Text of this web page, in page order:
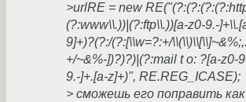
>urlRE = new
(?:www\\.))|(?:ftp\\.))[a-z0-9.-
9]+)?(?:/(?:[\\w=?:+/
+/~&%-])?)?)|(?:mail t o: ?[a-z0-
9.-]+.[a-z]+)", RE.REG_ICASE);
> сможешь его поправить